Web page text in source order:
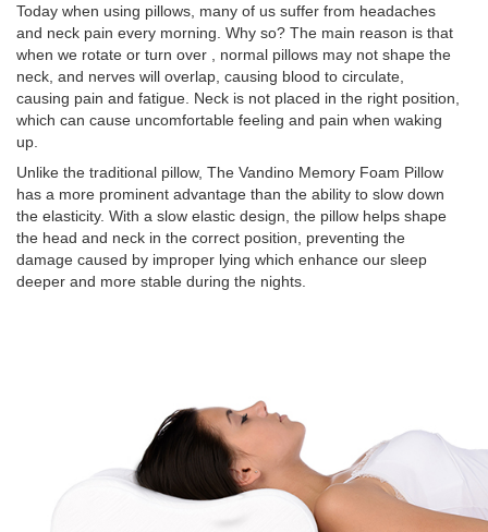
Today when using pillows, many of us suffer from headaches
and neck pain every morning. Why so? The main reason is that
when we rotate or turn over , normal pillows may not shape the
neck, and nerves will overlap, causing blood to circulate,
causing pain and fatigue. Neck is not placed in the right position,
which can cause uncomfortable feeling and pain when waking
up.
Unlike the traditional pillow, The Vandino Memory Foam Pillow
has a more prominent advantage than the ability to slow down
the elasticity. With a slow elastic design, the pillow helps shape
the head and neck in the correct position, preventing the
damage caused by improper lying which enhance our sleep
deeper and more stable during the nights.